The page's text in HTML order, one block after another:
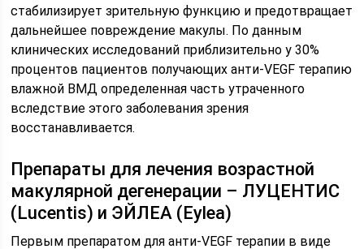
стабилизирует зрительную функцию и предотвращает
дальнейшее повреждение макулы. По данным
клинических исследований приблизительно у 30%
процентов пациентов получающих анти-VEGF терапию
влажной ВМД определенная часть утраченного
вследствие этого заболевания зрения
восстанавливается.
Препараты для лечения возрастной
макулярной дегенерации – ЛУЦЕНТИС
(Lucentis) и ЭЙЛЕА (Eylea)
Первым препаратом для анти-VEGF терапии в виде